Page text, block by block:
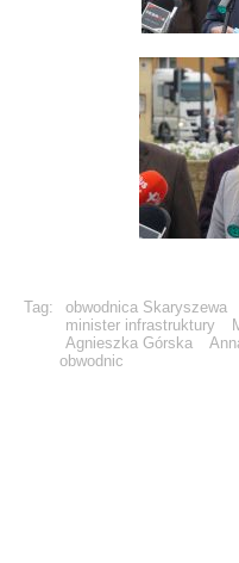
Tag: obwodnica Skaryszewa
minister infrastruktury
Agnieszka Górska
obwodnic